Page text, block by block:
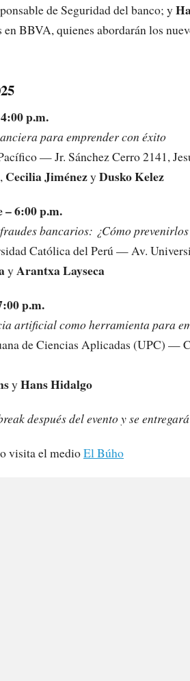
de Seguridad del banco; y
BBVA, quienes abordarán los
p.m.
para emprender con éxito
— Jr. Sánchez Cerro 2141,
, Cecilia JiménezyDusko Kelez
– 6:00 p.m.
bancarios: ¿Cómo
Católica del Perú — Av.
yArantxa Layseca
p.m.
artificial como herramienta para
de Ciencias Aplicadas (UPC) —
yHans Hidalgo
después del evento y se
o visita el medioEl Búho